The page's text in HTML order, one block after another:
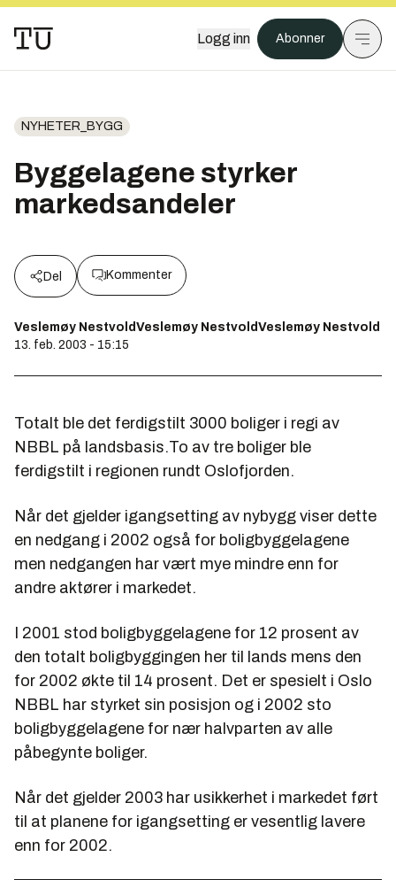
Logg inn Abonner
NYHETER_BYGG
Byggelagene styrker
markedsandeler
Del Kommenter
Veslemøy NestvoldVeslemøy NestvoldVeslemøy Nestvold
13. feb. 2003 - 15:15
Totalt ble det ferdigstilt 3000 boliger i regi av
NBBL på landsbasis.To av tre boliger ble
ferdigstilt i regionen rundt Oslofjorden.
Når det gjelder igangsetting av nybygg viser dette
en nedgang i 2002 også for boligbyggelagene
men nedgangen har vært mye mindre enn for
andre aktører i markedet.
I 2001 stod boligbyggelagene for 12 prosent av
den totalt boligbyggingen her til lands mens den
for 2002 økte til 14 prosent. Det er spesielt i Oslo
NBBL har styrket sin posisjon og i 2002 sto
boligbyggelagene for nær halvparten av alle
påbegynte boliger.
Når det gjelder 2003 har usikkerhet i markedet ført
til at planene for igangsetting er vesentlig lavere
enn for 2002.